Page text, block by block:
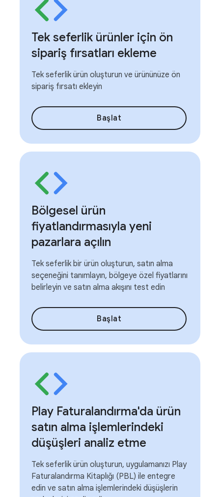
Tek seferlik ürünler için ön
sipariş fırsatları ekleme
Tek seferlik ürün oluşturun ve ürününüze ön
sipariş fırsatı ekleyin
Başlat
Bölgesel ürün
fiyatlandırmasıyla yeni
pazarlara açılın
Tek seferlik bir ürün oluşturun, satın alma
seçeneğini tanımlayın, bölgeye özel fiyatlarını
belirleyin ve satın alma akışını test edin
Başlat
Play Faturalandırma'da ürün
satın alma işlemlerindeki
düşüşleri analiz etme
Tek seferlik ürün oluşturun, uygulamanızı Play
Faturalandırma Kitaplığı (PBL) ile entegre
edin ve satın alma işlemlerindeki düşüşlerin